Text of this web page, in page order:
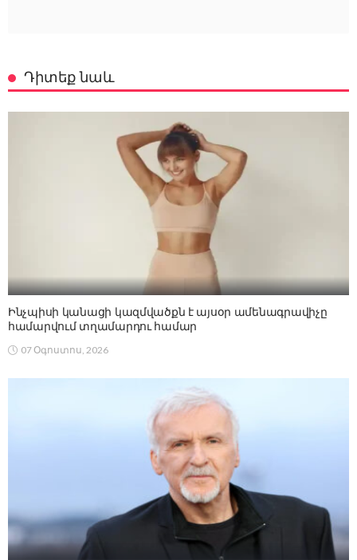
Դիտեք նաև
Ինչպիսի կանացի կազմվածքն է այսօր ամենագրավիչը
համարվում տղամարդու համար
07 Օգոստոս, 2026